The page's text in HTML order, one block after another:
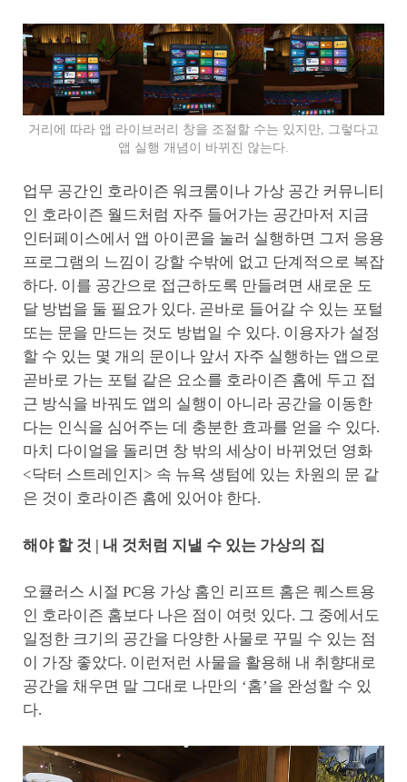
거리에 따라 앱 라이브러리 창을 조절할 수는 있지만, 그렇다고
앱 실행 개념이 바뀌진 않는다.
업무 공간인 호라이즌 워크룸이나 가상 공간 커뮤니티
인 호라이즌 월드처럼 자주 들어가는 공간마저 지금
인터페이스에서 앱 아이콘을 눌러 실행하면 그저 응용
프로그램의 느낌이 강할 수밖에 없고 단계적으로 복잡
하다. 이를 공간으로 접근하도록 만들려면 새로운 도
달 방법을 둘 필요가 있다. 곧바로 들어갈 수 있는 포털
또는 문을 만드는 것도 방법일 수 있다. 이용자가 설정
할 수 있는 몇 개의 문이나 앞서 자주 실행하는 앱으로
곧바로 가는 포털 같은 요소를 호라이즌 홈에 두고 접
근 방식을 바꿔도 앱의 실행이 아니라 공간을 이동한
다는 인식을 심어주는 데 충분한 효과를 얻을 수 있다.
마치 다이얼을 돌리면 창 밖의 세상이 바뀌었던 영화
<닥터 스트레인지> 속 뉴욕 생텀에 있는 차원의 문 같
은 것이 호라이즌 홈에 있어야 한다.
해야 할 것 | 내 것처럼 지낼 수 있는 가상의 집
오큘러스 시절 PC용 가상 홈인 리프트 홈은 퀘스트용
인 호라이즌 홈보다 나은 점이 여럿 있다. 그 중에서도
일정한 크기의 공간을 다양한 사물로 꾸밀 수 있는 점
이 가장 좋았다. 이런저런 사물을 활용해 내 취향대로
공간을 채우면 말 그대로 나만의 ‘홈’을 완성할 수 있
다.